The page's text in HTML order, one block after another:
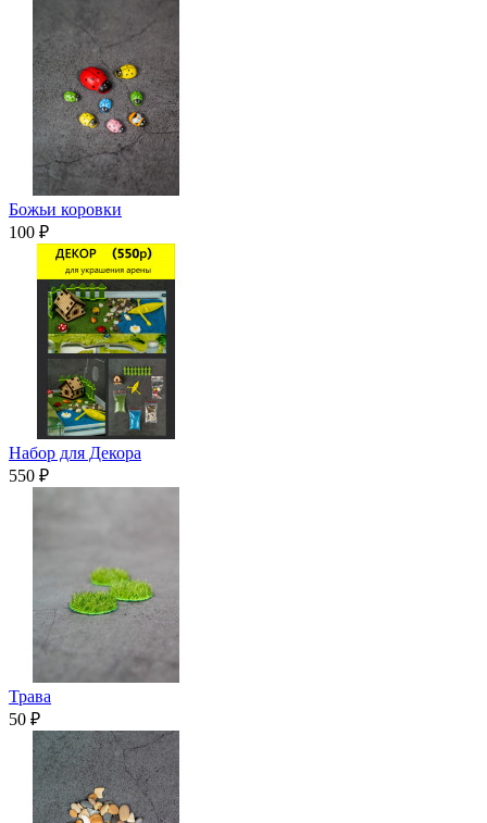
Божьи коровки
100 ₽
Набор для Декора
550 ₽
Трава
50 ₽